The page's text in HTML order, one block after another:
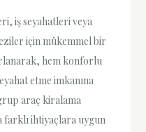
iş seyahatleri veya
için mükemmel bir
hem konforlu
etme imkanına
araç kiralama
farklı ihtiyaçlara uygun